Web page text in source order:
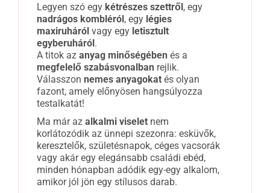
Legyen szó egy kétrészes szettről, egy
nadrágos kombléról, egy légies
maxiruhárólvagy egy letisztult
egyberuháról.
A titok az anyag minőségébenés a
megfelelő szabásvonalbanrejlik.
Válasszon nemes anyagokatés olyan
fazont, amely előnyösen hangsúlyozza
testalkatát!
Ma már az alkalmi viseletnem
korlátozódik az ünnepi szezonra: esküvők,
keresztelők, születésnapok, céges vacsorák
vagy akár egy elegánsabb családi ebéd,
minden hónapban adódik egy-egy alkalom,
amikor jól jön egy stílusos darab.